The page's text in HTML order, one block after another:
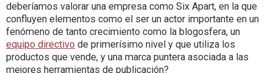
deberíamos valorar una empresa como Six Apart, en la que
confluyen elementos como el ser un actor importante en un
fenómeno de tanto crecimiento como la blogosfera, un
equipo directivo de primerísimo nivel y que utiliza los
productos que vende, y una marca puntera asociada a las
mejores herramientas de publicación?